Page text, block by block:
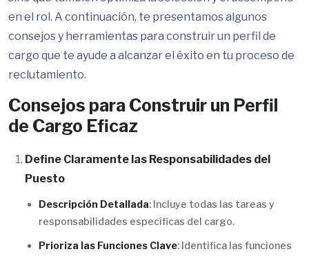
en el rol. A continuación, te presentamos algunos
consejos y herramientas para construir un perfil de
cargo que te ayude a alcanzar el éxito en tu proceso de
reclutamiento.
Consejos para Construir un Perfil
de Cargo Eficaz
Define Claramente las Responsabilidades del
Puesto
Descripción Detallada: Incluye todas las tareas y
responsabilidades específicas del cargo.
Prioriza las Funciones Clave: Identifica las funciones